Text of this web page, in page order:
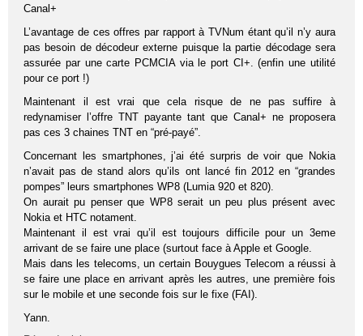
Canal+
L’avantage de ces offres par rapport à TVNum étant qu’il n’y aura
pas besoin de décodeur externe puisque la partie décodage sera
assurée par une carte PCMCIA via le port CI+. (enfin une utilité
pour ce port !)
Maintenant il est vrai que cela risque de ne pas suffire à
redynamiser l’offre TNT payante tant que Canal+ ne proposera
pas ces 3 chaines TNT en “pré-payé”.
Concernant les smartphones, j’ai été surpris de voir que Nokia
n’avait pas de stand alors qu’ils ont lancé fin 2012 en “grandes
pompes” leurs smartphones WP8 (Lumia 920 et 820).
On aurait pu penser que WP8 serait un peu plus présent avec
Nokia et HTC notament.
Maintenant il est vrai qu’il est toujours difficile pour un 3eme
arrivant de se faire une place (surtout face à Apple et Google.
Mais dans les telecoms, un certain Bouygues Telecom a réussi à
se faire une place en arrivant après les autres, une première fois
sur le mobile et une seconde fois sur le fixe (FAI).
Yann.